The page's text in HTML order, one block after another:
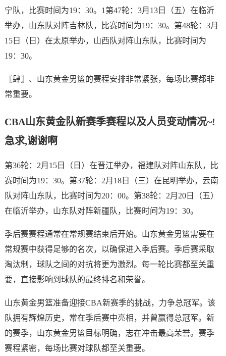
宁队，比赛时间为19：30。1第47轮：3月13日（五）在临沂
举办，山东队对阵吉林队，比赛时间为19：30。第48轮：3月
15日（日）在太原举办，山西队对阵山东队，比赛时间为
19：30。
〖肆〗、山东黄金男篮的赛程安排非常紧张，每场比赛都非
常重要。
CBA山东黄金队新赛季赛程以及人员变动情况~!
急求,谢谢啊
第36轮：2月15日（日）在晋江举办，福建队对阵山东队，比
赛时间为19：30。第37轮：2月18日（三）在昆明举办，云南
队对阵山东队，比赛时间为20：00。第38轮：2月20日（五）
在临沂举办，山东队对阵新疆队，比赛时间为19：30。
季后赛赛程通常在常规赛结束后开始。山东黄金男篮需要在
常规赛中获得足够的名次，以确保进入季后赛。季后赛采取
淘汰制，球队之间的对抗将更为激烈。每一轮比赛都至关重
要，直接影响到球队的最终排名和荣誉。
山东黄金男篮准备迎接CBA新赛季的挑战，力争总冠军。该
队拥有辉煌历史，常在季后赛中亮相，并曾赢得总冠军。新
的赛季，山东黄金男篮目标明确，志在冲击最高荣誉。赛季
赛程紧密，每场比赛对球队都至关重要。